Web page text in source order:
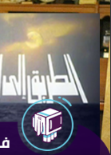
n
d
a
n
e
m
a
i